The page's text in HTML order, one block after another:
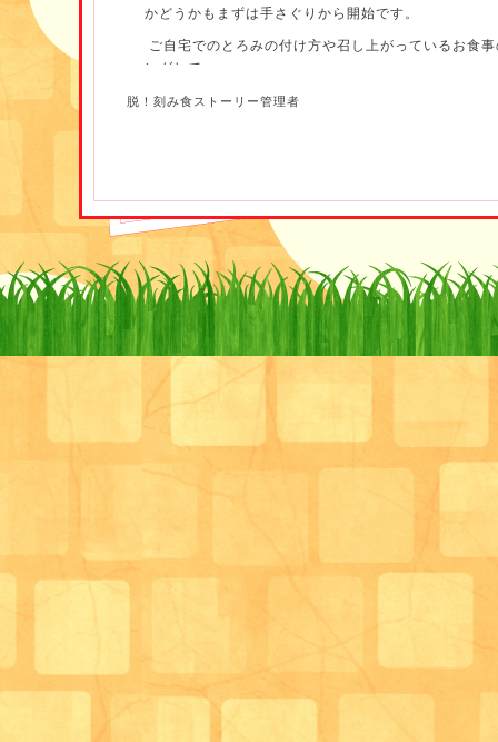
かどうかもまずは手さぐりから開始です。
ご自宅でのとろみの付け方や召し上がっているお食
ングして
それをもとに提供してみることにしました。
とろみのつけ方については、一度ご家族様に実演して
「目分量でとろみをつけています」とのことでした
ところ
「ポタージュ状」程度のとろみがついていることがわ
実際にサロンでお食事を提供してみると、
とろみが少ないと食べにくかったり、離水が多いと
もちろんサロンでは「脱!刻み食」をコンセプトにし
このご利用者様がサロンを利用されてからまだ1週間
脱！刻み食ストーリー管理者